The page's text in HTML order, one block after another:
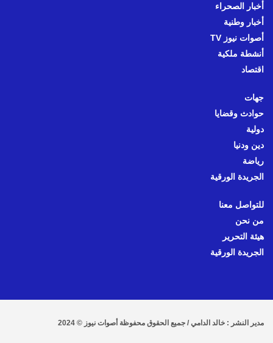
أخبار الصحراء
أخبار وطنية
أصوات نيوز TV
أنشطة ملكية
اقتصاد
جهات
حوادث وقضايا
دولية
دين ودنيا
رياضة
الجريدة الورقية
للتواصل معنا
من نحن
هيئة التحرير
الجريدة الورقية
مدير النشر : خالد الدامي / جميع الحقوق محفوظة أصوات نيوز © 2024